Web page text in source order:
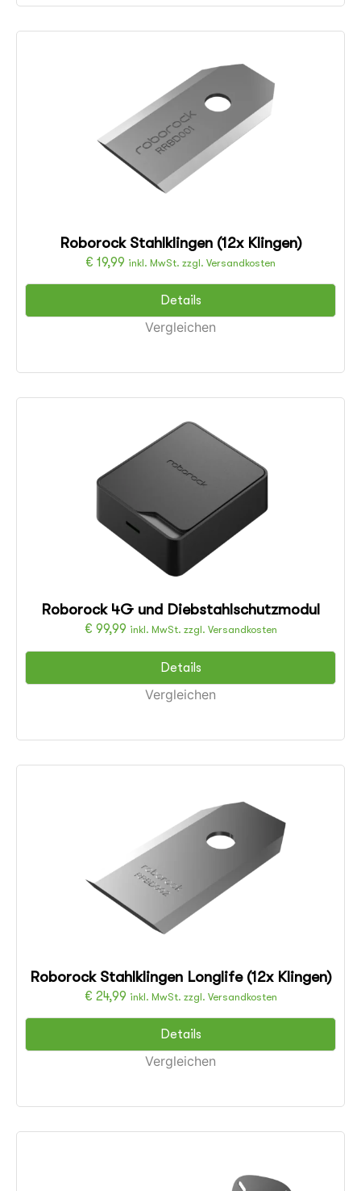
Roborock Stahlklingen (12x Klingen)
€ 19,99 inkl. MwSt. zzgl. Versandkosten
Details
Vergleichen
Roborock 4G und Diebstahlschutzmodul
€ 99,99 inkl. MwSt. zzgl. Versandkosten
Details
Vergleichen
Roborock Stahlklingen Longlife (12x Klingen)
€ 24,99 inkl. MwSt. zzgl. Versandkosten
Details
Vergleichen